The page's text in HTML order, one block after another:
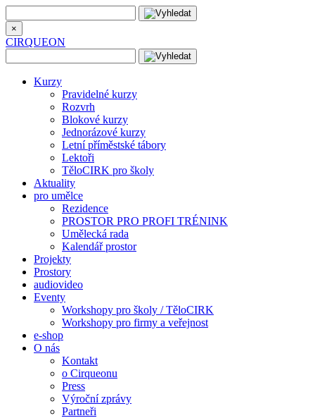
×
CIRQUEON
Kurzy
Pravidelné kurzy
Rozvrh
Blokové kurzy
Jednorázové kurzy
Letní příměstské tábory
Lektoři
TěloCIRK pro školy
Aktuality
pro umělce
Rezidence
PROSTOR PRO PROFI TRÉNINK
Umělecká rada
Kalendář prostor
Projekty
Prostory
audiovideo
Eventy
Workshopy pro školy / TěloCIRK
Workshopy pro firmy a veřejnost
e-shop
O nás
Kontakt
o Cirqueonu
Press
Výroční zprávy
Partneři